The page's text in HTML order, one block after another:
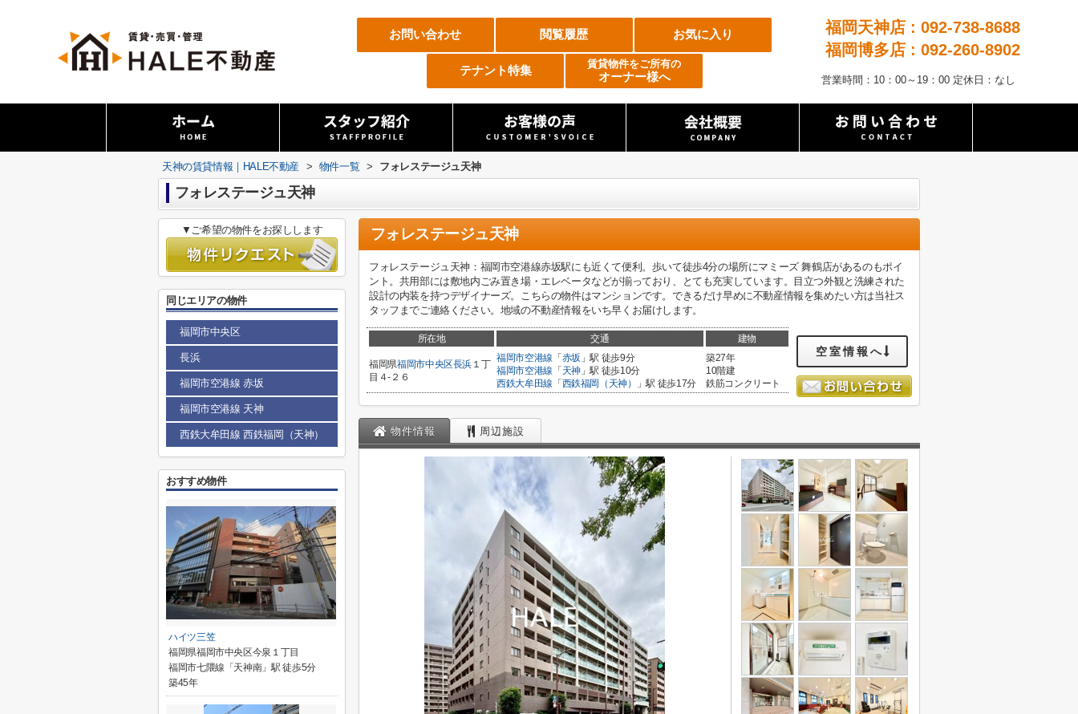
お問い合わせ 閲覧履歴 お気に入り
テナント特集 賃貸物件をご所有の
オーナー様へ
福岡天神店 : 092-738-8688
福岡博多店 : 092-260-8902
営業時間：10：00～19：00 定休日：なし
天神の賃貸情報｜HALE不動産 > 物件一覧 > フォレステージュ天神
フォレステージュ天神
フォレステージュ天神
フォレステージュ天神：福岡市空港線赤坂駅にも近くて便利。歩いて徒歩4分の場所にマミーズ 舞鶴店があるのもポイ
ント。共用部には敷地内ごみ置き場・エレベータなどが揃っており、とても充実しています。目立つ外観と洗練された
設計の内装を持つデザイナーズ。こちらの物件はマンションです。できるだけ早めに不動産情報を集めたい方は当社ス
タッフまでご連絡ください。地域の不動産情報をいち早くお届けします。
所在地 交通 建物
福岡県福岡市中央区長浜 １丁
目４-２６
福岡市空港線 「 赤坂 」駅 徒歩9分
福岡市空港線 「 天神」駅 徒歩10分
西鉄大牟田線 「 西鉄福岡（天神） 」駅 徒歩17分
築27年
10階建
鉄筋コンクリート
空室情報へ
物件情報 周辺施設
▼ご希望の物件をお探しします
同じエリアの物件
福岡市中央区
長浜
福岡市空港線 赤坂
福岡市空港線 天神
西鉄大牟田線 西鉄福岡（天神）
おすすめ物件
ハイツ三笠
福岡県福岡市中央区今泉１丁目
福岡市七隈線「天神南」駅 徒歩5分
築45年